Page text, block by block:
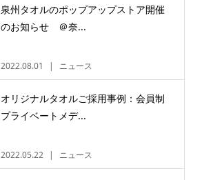
泉州タオルのポップアップストア開催
のお知らせ ＠奈...
2022.08.01 ニュース
オリジナルタオルご採用事例：会員制
プライベートメデ...
2022.05.22 ニュース